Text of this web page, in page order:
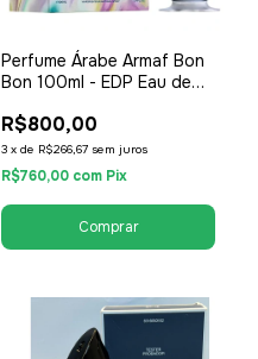
Perfume Árabe Armaf Bon
Bon 100ml - EDP Eau de
R$800,00
3 x de R$266,67 sem juros
R$760,00 com Pix